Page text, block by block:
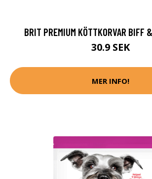
BRIT PREMIUM KÖTTKORVAR BIFF
30.9 SEK
MER INFO!